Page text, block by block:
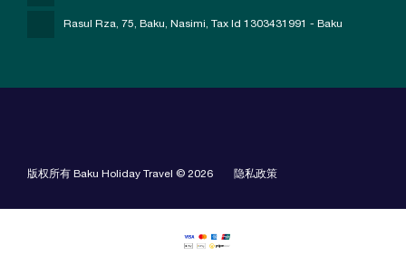
Rasul Rza, 75, Baku, Nasimi, Tax Id 1303431991 - Baku
版权所有 Baku Holiday Travel © 2026 隐私政策